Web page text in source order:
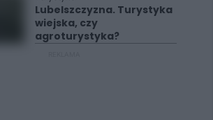
Lubelszczyzna. Turystyka
wiejska, czy
agroturystyka?